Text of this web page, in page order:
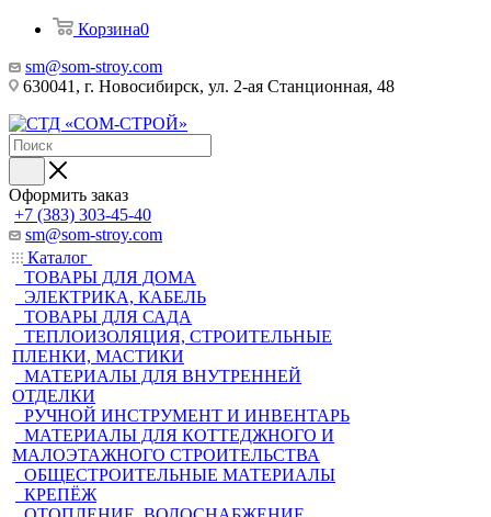
Корзина0
sm@som-stroy.com
630041, г. Новосибирск, ул. 2-ая Станционная, 48
Оформить заказ
+7 (383) 303-45-40
sm@som-stroy.com
Каталог
ТОВАРЫ ДЛЯ ДОМА
ЭЛЕКТРИКА, КАБЕЛЬ
ТОВАРЫ ДЛЯ САДА
ТЕПЛОИЗОЛЯЦИЯ, СТРОИТЕЛЬНЫЕ
ПЛЕНКИ, МАСТИКИ
МАТЕРИАЛЫ ДЛЯ ВНУТРЕННЕЙ
ОТДЕЛКИ
РУЧНОЙ ИНСТРУМЕНТ И ИНВЕНТАРЬ
МАТЕРИАЛЫ ДЛЯ КОТТЕДЖНОГО И
МАЛОЭТАЖНОГО СТРОИТЕЛЬСТВА
ОБЩЕСТРОИТЕЛЬНЫЕ МАТЕРИАЛЫ
КРЕПЁЖ